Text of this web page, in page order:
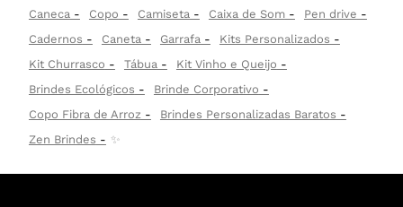
Caneca
Copo Camiseta Caixa de Som
Pen drive
Cadernos
Caneta Garrafa
Kits Personalizados
Kit Churrasco
Tábua
Kit Vinho e Queijo
Brindes Ecológicos
Brinde Corporativo
Copo Fibra de Arroz
Brindes Personalizadas Baratos
Zen Brindes
✨